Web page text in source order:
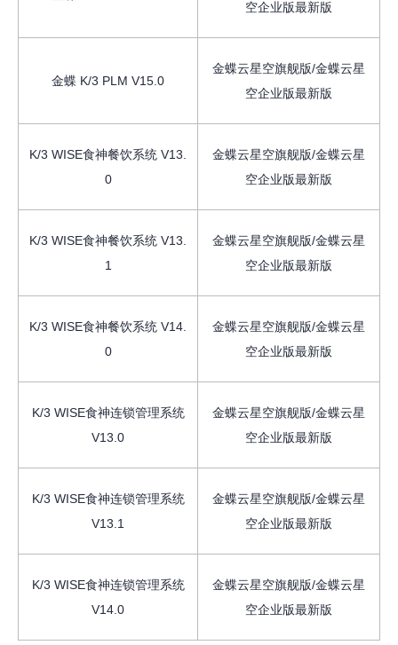
空企业版最新版
金蝶 K/3 PLM V15.0
金蝶云星空旗舰版/金蝶云星
空企业版最新版
K/3 WISE食神餐饮系统 V13.
0
金蝶云星空旗舰版/金蝶云星
空企业版最新版
K/3 WISE食神餐饮系统 V13.
1
金蝶云星空旗舰版/金蝶云星
空企业版最新版
K/3 WISE食神餐饮系统 V14.
0
金蝶云星空旗舰版/金蝶云星
空企业版最新版
K/3 WISE食神连锁管理系统
V13.0
金蝶云星空旗舰版/金蝶云星
空企业版最新版
K/3 WISE食神连锁管理系统
V13.1
金蝶云星空旗舰版/金蝶云星
空企业版最新版
K/3 WISE食神连锁管理系统
V14.0
金蝶云星空旗舰版/金蝶云星
空企业版最新版